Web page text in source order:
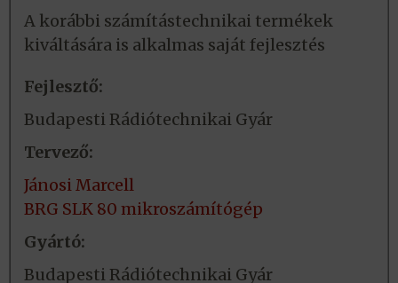
A korábbi számítástechnikai termékek
kiváltására is alkalmas saját fejlesztés
Fejlesztő:
Budapesti Rádiótechnikai Gyár
Tervező:
Jánosi Marcell
BRG SLK 80 mikroszámítógép
Gyártó:
Budapesti Rádiótechnikai Gyár